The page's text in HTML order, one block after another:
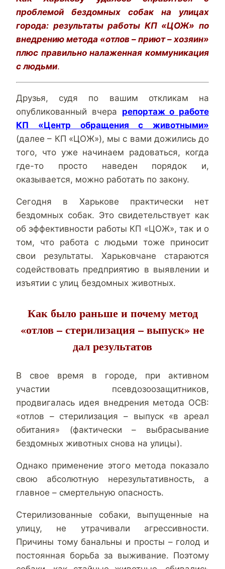
проблемой бездомных собак на улицах
города: результаты работы КП «ЦОЖ» по
внедрению метода «отлов – приют – хозяин»
плюс правильно налаженная коммуникация
с людьми.
Друзья, судя по вашим откликам на
опубликованный вчера репортаж о работе
КП «Центр обращения с животными»
(далее – КП «ЦОЖ»), мы с вами дожились до
того, что уже начинаем радоваться, когда
где-то просто наведен порядок и,
оказывается, можно работать по закону.
Сегодня в Харькове практически нет
бездомных собак. Это свидетельствует как
об эффективности работы КП «ЦОЖ», так и о
том, что работа с людьми тоже приносит
свои результаты. Харьковчане стараются
содействовать предприятию в выявлении и
изъятии с улиц бездомных животных.
Как было раньше и почему метод
«отлов – стерилизация – выпуск» не
дал результатов
В свое время в городе, при активном
участии псевдозоозащитников,
продвигалась идея внедрения метода ОСВ:
«отлов – стерилизация – выпуск «в ареал
обитания» (фактически – выбрасывание
бездомных животных снова на улицы).
Однако применение этого метода показало
свою абсолютную нерезультативность, а
главное – смертельную опасность.
Стерилизованные собаки, выпущенные на
улицу, не утрачивали агрессивности.
Причины тому банальны и просты – голод и
постоянная борьба за выживание. Поэтому